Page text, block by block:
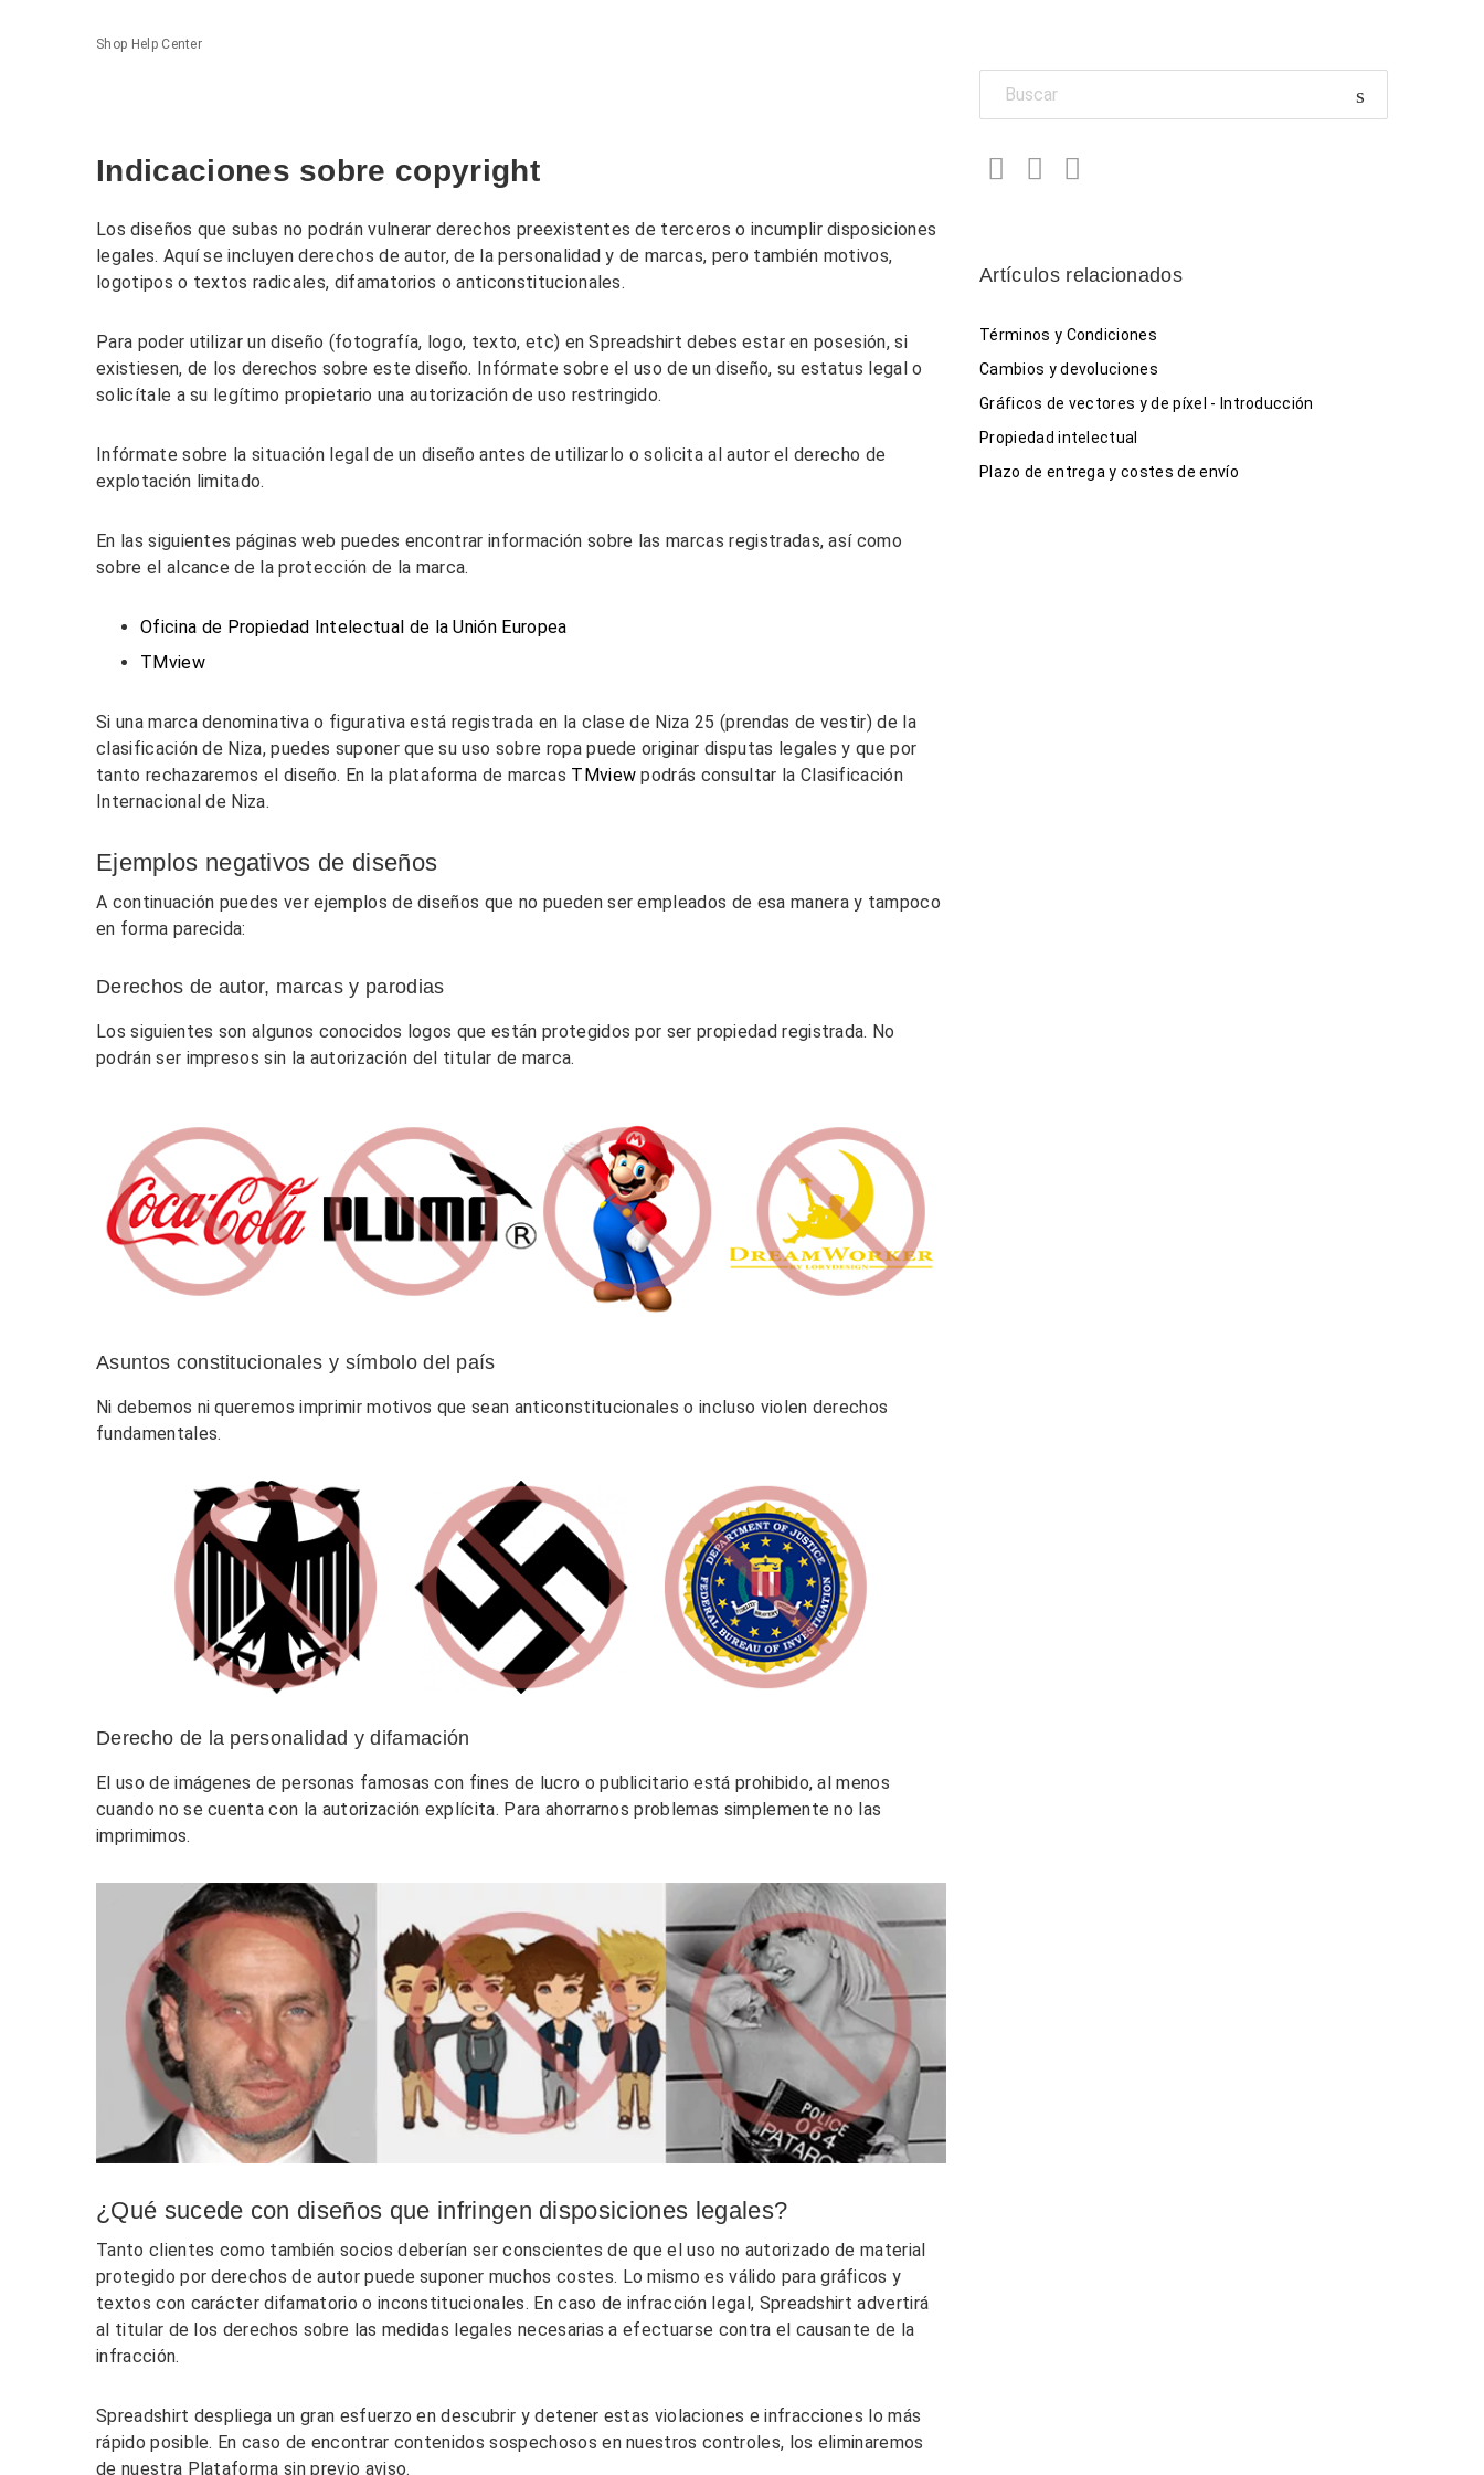
Shop Help Center
Indicaciones sobre copyright
Los diseños que subas no podrán vulnerar derechos preexistentes de terceros o incumplir disposiciones
legales. Aquí se incluyen derechos de autor, de la personalidad y de marcas, pero también motivos,
logotipos o textos radicales, difamatorios o anticonstitucionales.
Para poder utilizar un diseño (fotografía, logo, texto, etc) en Spreadshirt debes estar en posesión, si
existiesen, de los derechos sobre este diseño. Infórmate sobre el uso de un diseño, su estatus legal o
solicítale a su legítimo propietario una autorización de uso restringido.
Infórmate sobre la situación legal de un diseño antes de utilizarlo o solicita al autor el derecho de
explotación limitado.
En las siguientes páginas web puedes encontrar información sobre las marcas registradas, así como
sobre el alcance de la protección de la marca.
Oficina de Propiedad Intelectual de la Unión Europea
TMview
Si una marca denominativa o figurativa está registrada en la clase de Niza 25 (prendas de vestir) de la
clasificación de Niza, puedes suponer que su uso sobre ropa puede originar disputas legales y que por
tanto rechazaremos el diseño. En la plataforma de marcas TMview podrás consultar la Clasificación
Internacional de Niza.
Ejemplos negativos de diseños
A continuación puedes ver ejemplos de diseños que no pueden ser empleados de esa manera y tampoco
en forma parecida:
Derechos de autor, marcas y parodias
Los siguientes son algunos conocidos logos que están protegidos por ser propiedad registrada. No
podrán ser impresos sin la autorización del titular de marca.
Asuntos constitucionales y símbolo del país
Ni debemos ni queremos imprimir motivos que sean anticonstitucionales o incluso violen derechos
fundamentales.
Derecho de la personalidad y difamación
El uso de imágenes de personas famosas con fines de lucro o publicitario está prohibido, al menos
cuando no se cuenta con la autorización explícita. Para ahorrarnos problemas simplemente no las
imprimimos.
¿Qué sucede con diseños que infringen disposiciones legales?
Tanto clientes como también socios deberían ser conscientes de que el uso no autorizado de material
protegido por derechos de autor puede suponer muchos costes. Lo mismo es válido para gráficos y
textos con carácter difamatorio o inconstitucionales. En caso de infracción legal, Spreadshirt advertirá
al titular de los derechos sobre las medidas legales necesarias a efectuarse contra el causante de la
infracción.
Spreadshirt despliega un gran esfuerzo en descubrir y detener estas violaciones e infracciones lo más
rápido posible. En caso de encontrar contenidos sospechosos en nuestros controles, los eliminaremos
de nuestra Plataforma sin previo aviso.
Artículos relacionados
Términos y Condiciones
Cambios y devoluciones
Gráficos de vectores y de píxel - Introducción
Propiedad intelectual
Plazo de entrega y costes de envío